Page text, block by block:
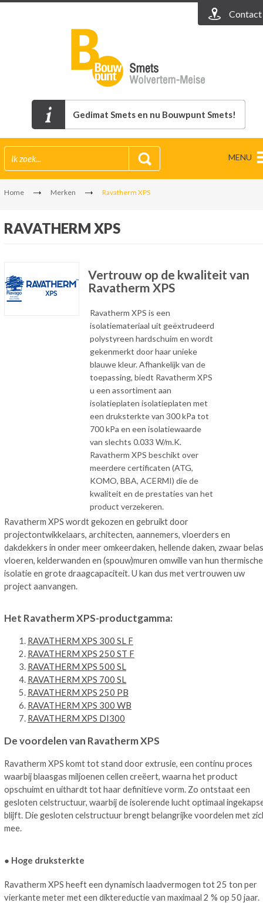
Contact
Gedimat Smets en nu Bouwpunt Smets!
MENU
Home Merken Ravatherm XPS
RAVATHERM XPS
Vertrouw op de kwaliteit van
Ravatherm XPS
Ravatherm XPS is een
isolatiemateriaal uit geëxtrudeerd
polystyreen hardschuim en wordt
gekenmerkt door haar unieke
blauwe kleur. Afhankelijk van de
toepassing, biedt Ravatherm XPS
u een assortiment aan
isolatieplaten isolatieplaten met
een druksterkte van 300 kPa tot
700 kPa en een isolatiewaarde
van slechts 0.033 W/m.K.
Ravatherm XPS beschikt over
meerdere certificaten (ATG,
KOMO, BBA, ACERMI) die de
kwaliteit en de prestaties van het
product verzekeren.
Ravatherm XPS wordt gekozen en gebruikt door
projectontwikkelaars, architecten, aannemers, vloerders en
dakdekkers in onder meer omkeerdaken, hellende daken, zwaar
vloeren, kelderwanden en (spouw)muren omwille van hun thermische
isolatie en grote draagcapaciteit. U kan dus met vertrouwen uw
project aanvangen.
Het Ravatherm XPS-productgamma:
RAVATHERM XPS 300 SL F
RAVATHERM XPS 250 ST F
RAVATHERM XPS 500 SL
RAVATHERM XPS 700 SL
RAVATHERM XPS 250 PB
RAVATHERM XPS 300 WB
RAVATHERM XPS DI300
De voordelen van Ravatherm XPS
Ravatherm XPS komt tot stand door extrusie, een continu proces
waarbij blaasgas miljoenen cellen creëert, waarna het product
opschuimt en uithardt tot haar definitieve vorm. Zo ontstaat een
gesloten celstructuur, waarbij de isolerende lucht optimaal
blijft. Die gesloten celstructuur brengt belangrijke voordelen met
mee.
● Hoge druksterkte
Ravatherm XPS heeft een dynamisch laadvermogen tot 25 ton per
vierkante meter met een diktereductie van maximaal 2 % op 50 jaar.